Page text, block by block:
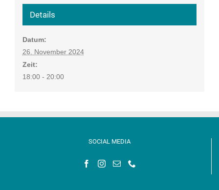
Details
Datum:
26. November 2024
Zeit:
18:00 - 20:00
SOCIAL MEDIA